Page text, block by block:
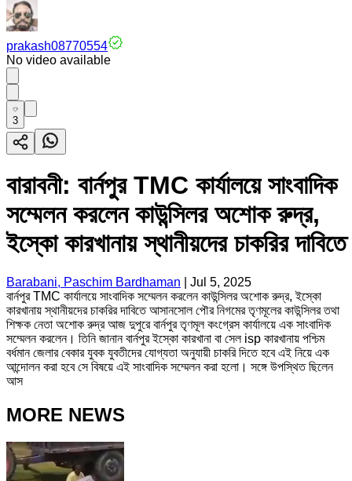
prakash08770554
No video available
3
বারাবনী: বার্নপুর TMC কার্যালয়ে সাংবাদিক
সম্মেলন করলেন কাউন্সিলর অশোক রুদ্র,
ইস্কো কারখানায় স্থানীয়দের চাকরির দাবিতে
Barabani, Paschim Bardhaman
Jul 5, 2025
বার্নপুর TMC কার্যালয়ে সাংবাদিক সম্মেলন করলেন কাউন্সিলর অশোক রুদ্র, ইস্কো
কারখানায় স্থানীয়দের চাকরির দাবিতে আসানসোল পৌর নিগমের তৃণমূলের কাউন্সিলর তথা
শিক্ষক নেতা অশোক রুদ্র আজ দুপুরে বার্নপুর তৃণমূল কংগ্রেস কার্যালয়ে এক সাংবাদিক
সম্মেলন করলেন। তিনি জানান বার্নপুর ইস্কো কারখানা বা সেল isp কারখানায় পশ্চিম
বর্ধমান জেলার বেকার যুবক যুবতীদের যোগ্যতা অনুযায়ী চাকরি দিতে হবে এই নিয়ে এক
আন্দোলন করা হবে সে বিষয়ে এই সাংবাদিক সম্মেলন করা হলো। সঙ্গে উপস্থিত ছিলেন
আস
MORE NEWS